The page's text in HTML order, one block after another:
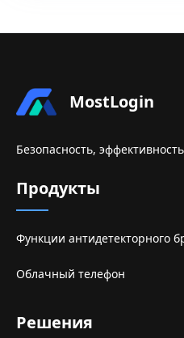
MostLogin
Безопасность,
Продукты
Функции антидетекторного
Облачный телефон
Решения